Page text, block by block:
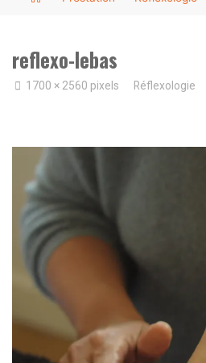
reflexo-lebas
Full1700 × 2560 pixels Réflexologie